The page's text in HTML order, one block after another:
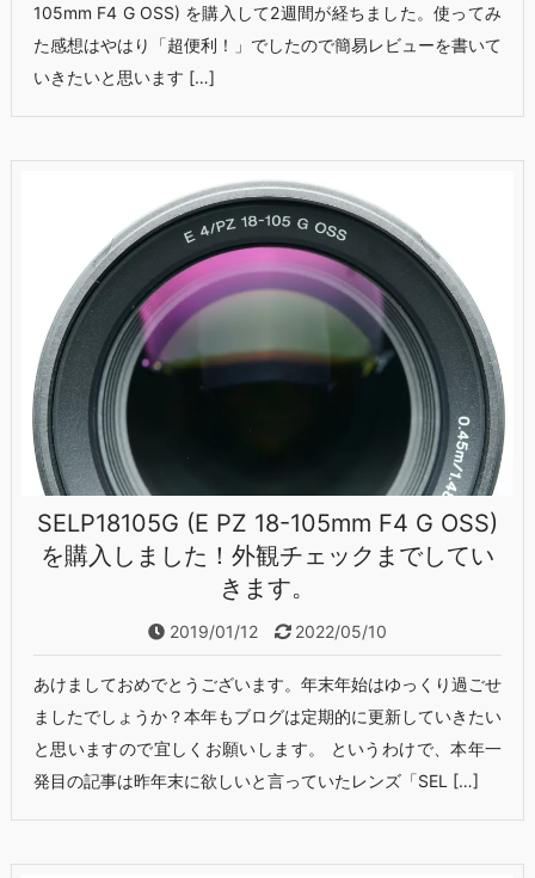
105mm F4 G OSS) を購入して2週間が経ちました。使ってみ
た感想はやはり「超便利！」でしたので簡易レビューを書いて
いきたいと思います […]
SELP18105G (E PZ 18-105mm F4 G OSS)
を購入しました！外観チェックまでしてい
きます。
2019/01/12 2022/05/10
あけましておめでとうございます。年末年始はゆっくり過ごせ
ましたでしょうか？本年もブログは定期的に更新していきたい
と思いますので宜しくお願いします。 というわけで、本年一
発目の記事は昨年末に欲しいと言っていたレンズ「SEL […]